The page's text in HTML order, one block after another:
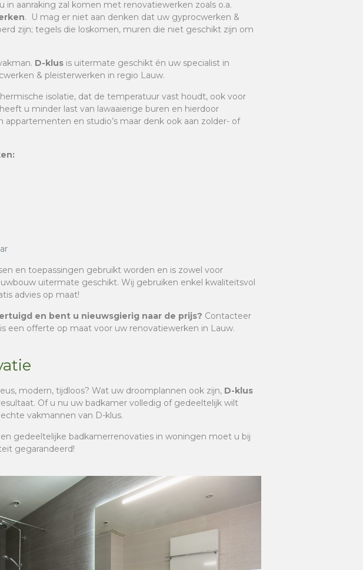
in aanraking zal komen met renovatiewerken zoals o.a.
. U mag er niet aan denken dat uw gyprocwerken &
zijn; tegels die loskomen, muren die niet geschikt zijn om
D-klus is uitermate geschikt én uw specialist in
& pleisterwerken in regio Lauw.
isolatie, dat de temperatuur vast houdt, ook voor
u minder last van lawaaierige buren en hierdoor
appartementen en studio’s maar denk ook aan zolder- of
en toepassingen gebruikt worden en is zowel voor
uitermate geschikt. Wij gebruiken enkel kwaliteitsvol
advies op maat!
en bent u nieuwsgierig naar de prijs? Contacteer
een offerte op maat voor uw renovatiewerken in Lauw.
modern, tijdloos? Wat uw droomplannen ook zijn, D-klus
Of u nu uw badkamer volledig of gedeeltelijk wilt
vakmannen van D-klus.
gedeeltelijke badkamerrenovaties in woningen moet u bij
gegarandeerd!